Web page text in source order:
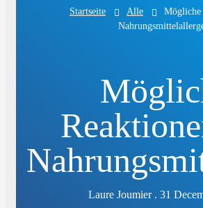
Startseite Alle
Mögliche
Laure Joumier . 31